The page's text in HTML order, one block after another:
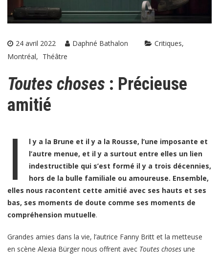
24 avril 2022 Daphné Bathalon
Critiques
Montréal
Théâtre
Toutes choses : Précieuse
amitié
I
l y a la Brune et il y a la Rousse, l’une imposante et
l’autre menue, et il y a surtout entre elles un lien
indestructible qui s’est formé il y a trois décennies,
hors de la bulle familiale ou amoureuse. Ensemble,
elles nous racontent cette amitié avec ses hauts et ses
bas, ses moments de doute comme ses moments de
compréhension mutuelle.
Grandes amies dans la vie, l’autrice Fanny Britt et la metteuse
en scène Alexia Bürger nous offrent avec Toutes choses une